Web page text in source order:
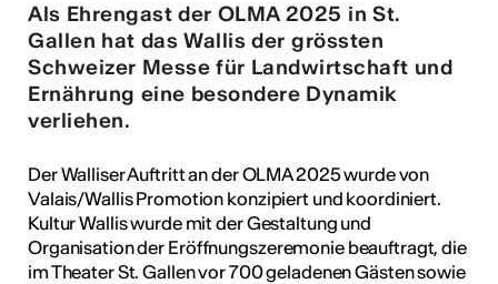
geschah ...
Als Ehrengast der OLMA 2025 in St.
Gallen hat das Wallis der grössten
Schweizer Messe für Landwirtschaft und
Ernährung eine besondere Dynamik
verliehen.
Der Walliser Auftritt an der OLMA 2025 wurde von
Valais/Wallis Promotion konzipiert und koordiniert.
Kultur Wallis wurde mit der Gestaltung und
Organisation der Eröffnungszeremonie beauftragt, die
im Theater St. Gallen vor 700 geladenen Gästen sowie